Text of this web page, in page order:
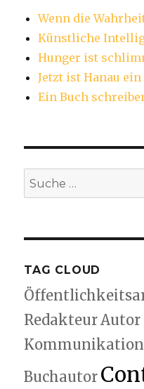
Wenn die
Künstliche
Hunger ist
Jetzt ist Hanau
Ein Buch
Suche
nach:
TAG CLOUD
RedakteurAutor
Buchautor